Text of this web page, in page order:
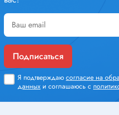
Подписаться
Я подтверждаю согласие на
данных и соглашаюсь с